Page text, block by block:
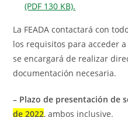
(PDF 130 KB).
La FEADA contactará con
los requisitos para acceder
se encargará de realizar
documentación necesaria.
– Plazo de presentación de
de 2022, ambos inclusive.